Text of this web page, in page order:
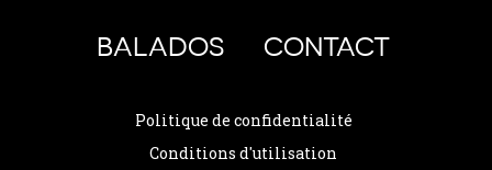
BALADOS CONTACT
Politique de confidentialité
Conditions d'utilisation